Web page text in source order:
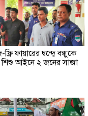
ফায়ারের দ্বন্দ্বে বন্ধুকে
শিশু আইনে ২ জনের সাজা